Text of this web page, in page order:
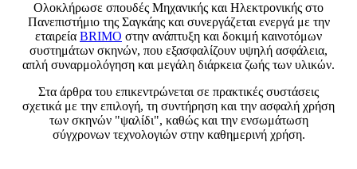
Ολοκλήρωσε σπουδές Μηχανικής και Ηλεκτρονικής στο
Πανεπιστήμιο της Σαγκάης και συνεργάζεται ενεργά με την
εταιρεία BRIMO στην ανάπτυξη και δοκιμή καινοτόμων
συστημάτων σκηνών, που εξασφαλίζουν υψηλή ασφάλεια,
απλή συναρμολόγηση και μεγάλη διάρκεια ζωής των υλικών.
Στα άρθρα του επικεντρώνεται σε πρακτικές συστάσεις
σχετικά με την επιλογή, τη συντήρηση και την ασφαλή χρήση
των σκηνών "ψαλίδι", καθώς και την ενσωμάτωση
σύγχρονων τεχνολογιών στην καθημερινή χρήση.